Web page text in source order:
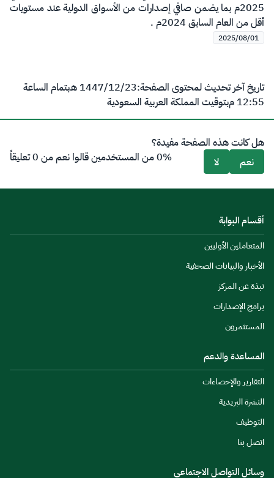
2025م بما يضمن صافي إصدارات من الأسواق الدولية عند مستويات
أقل من العام السابق 2024م .
2025/08/01
تاريخ آخر تحديث لمحتوى الصفحة:23‏/12‏/1447 هـ
بتمام الساعة
12:55 م
بتوقيت المملكة العربية السعودية
هل كانت هذه الصفحة مفيدة؟
نعم
لا 0% من المستخدمين قالوا نعم من 0 تعليقاً
أقسام البوابة
المتعاملين الأوليين
الأخبار والبيانات الصحفية
نبذة عن المركز
برامج الإصدارات
المستثمرون
المساعدة والدعم
التقارير والإحصاءات
النشرة البريدية
التوظيف
اتصل بنا
وسائل التواصل الاجتماعي